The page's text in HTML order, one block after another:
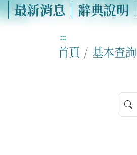
最新消息 辭典說明
:::
首頁 基本查詢